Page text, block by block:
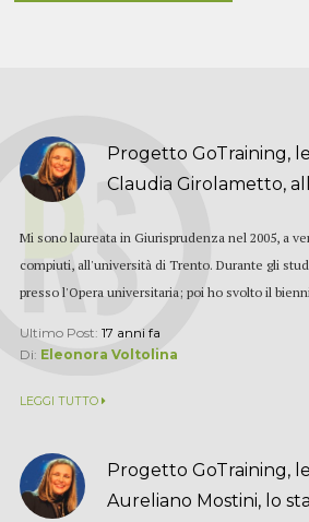
Progetto GoTraining,
Claudia Girolametto,
Mi sono laureata in Giurisprudenza nel 2005, a
compiuti, all'università di Trento. Durante gli
presso l'Opera universitaria; poi ho svolto il
Ultimo Post: 17 anni fa
Di: Eleonora Voltolina
LEGGI TUTTO
Progetto GoTraining,
Aureliano Mostini, lo